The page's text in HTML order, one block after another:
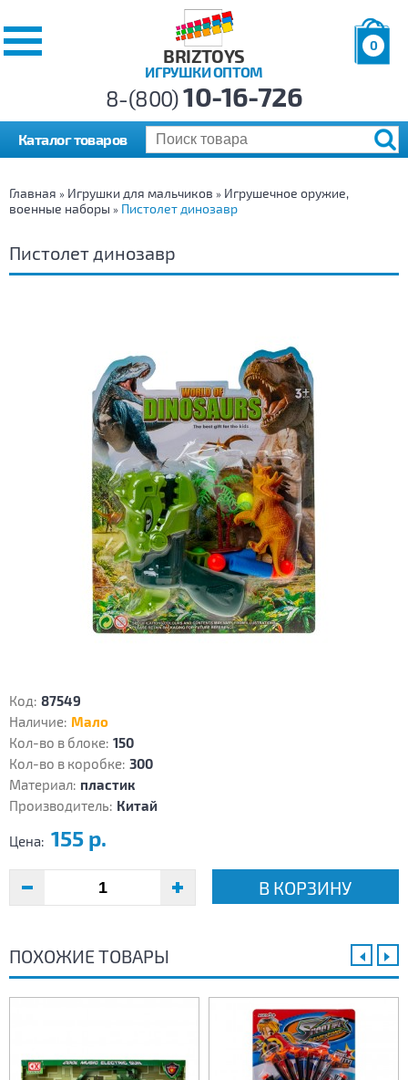
BRIZTOYS
ИГРУШКИ ОПТОМ
0
р.
8-(800)10-16-726
Каталог товаров
Главная » Игрушки для мальчиков » Игрушечное оружие,
военные наборы » Пистолет динозавр
Пистолет динозавр
Код: 87549
Наличие: Мало
Кол-во в блоке: 150
Кол-во в коробке: 300
Материал: пластик
Производитель: Китай
Цена: 155 р.
В КОРЗИНУ
ПОХОЖИЕ ТОВАРЫ